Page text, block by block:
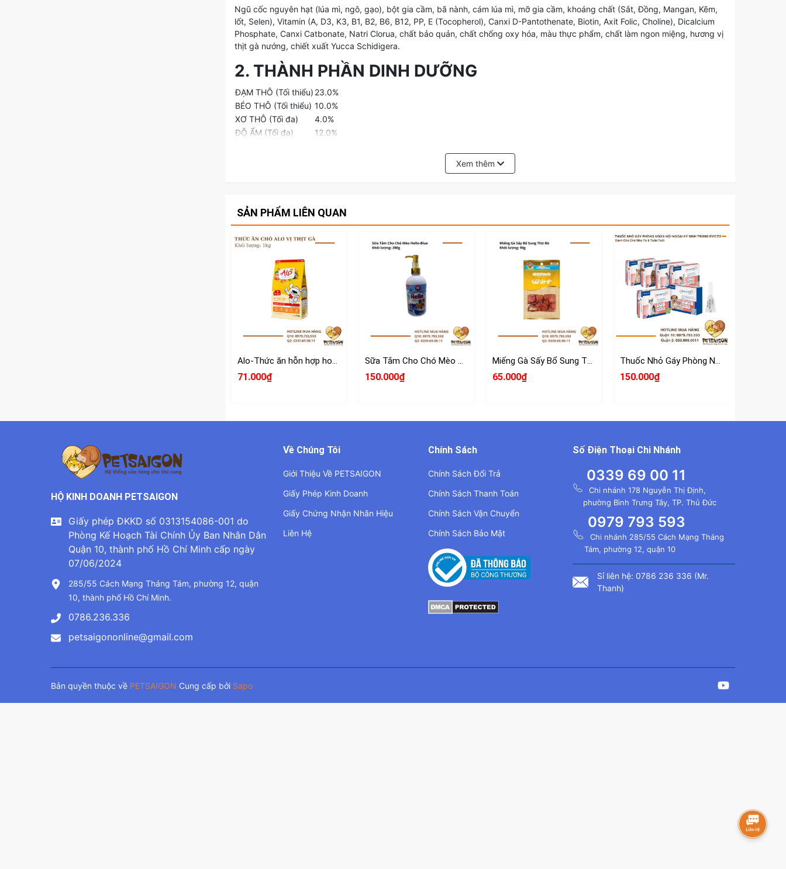
Ngũ cốc nguyên hạt (lúa mì, ngô, gạo), bột gia cầm, bã nành, cám lúa mì, mỡ gia cầm, khoáng chất (Sắt, Đồng, Mangan, Kẽm,
lốt, Selen), Vitamin (A, D3, K3, B1, B2, B6, B12, PP, E (Tocopherol), Canxi D-Pantothenate, Biotin, Axit Folic, Choline), Dicalcium
Phosphate, Canxi Catbonate, Natri Clorua, chất bảo quản, chất chống oxy hóa, màu thực phẩm, chất làm ngon miệng, hương vị
thịt gà nướng, chiết xuất Yucca Schidigera.
2. THÀNH PHẦN DINH DƯỠNG
ĐẠM THÔ (Tối thiểu) 23.0%
BÉO THÔ (Tối thiểu) 10.0%
XƠ THÔ (Tối đa)
4.0%
ĐỘ ẨM (Tối đa)
12.0%
https://www.petsaigon.vn/thuc-an-cho-cho
Xem thêm
SẢN PHẨM LIÊN QUAN
Alo-Thức ăn hỗn hợp hoàn chỉnh và cung cấp đủ dinh dưỡng cho chó
71.000₫
Sữa Tắm Cho Chó Mèo Hello 280g
150.000₫
Miếng Gà Sấy Bổ Sung Thịt Bò 90g
65.000₫
Thuốc Nhỏ Gáy Phòng Ngừa & Điều Trị Nội Ngoại Ký Sinh Cho Chó Mèo Evicto
150.000₫
HỘ KINH DOANH PETSAIGON
Giấy phép ĐKKD số 0313154086-001 do
Phòng Kế Hoạch Tài Chính Ủy Ban Nhân Dân
Quận 10, thành phố Hồ Chí Minh cấp ngày
07/06/2024
285/55 Cách Mạng Tháng Tám, phường 12, quận
10, thành phố Hồ Chí Minh.
0786.236.336
petsaigononline@gmail.com
Về Chúng Tôi
Giới Thiệu Về PETSAIGON
Giấy Phép Kinh Doanh
Giấy Chứng Nhận Nhãn Hiệu
Liên Hệ
Chính Sách
Chính Sách Đổi Trả
Chính Sách Thanh Toán
Chính Sách Vận Chuyển
Chính Sách Bảo Mật
Số Điện Thoại Chi Nhánh
0339 69 00 11
Chi nhánh 178 Nguyễn Thị Định,
phường Bình Trưng Tây, TP. Thủ Đức
0979 793 593
Chi nhánh 285/55 Cách Mạng Tháng
Tám, phường 12, quận 10
Sỉ liên hệ: 0786 236 336 (Mr.
Thanh)
Bản quyền thuộc về PETSAIGON Cung cấp bởi Sapo